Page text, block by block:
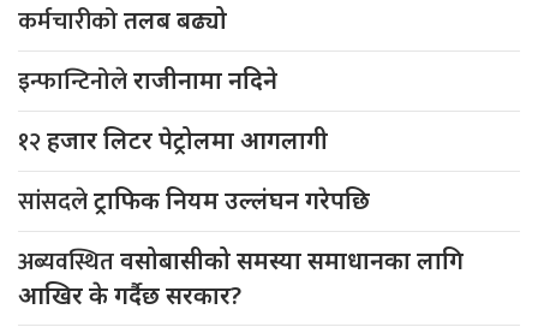
कर्मचारीकोतलब बढ्यो
इन्फान्टिनोलेराजीनामा नदिने
१२हजार लिटर पेट्रोलमा आगलागी
सांसदलेट्राफिक नियम उल्लंघन गरेपछि
अब्यवस्थितवसोबासीको समस्या समाधानका लागि
आखिर के गर्दैछ सरकार?